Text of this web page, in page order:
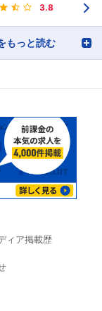
3.8
もっと読む
ィア掲載歴